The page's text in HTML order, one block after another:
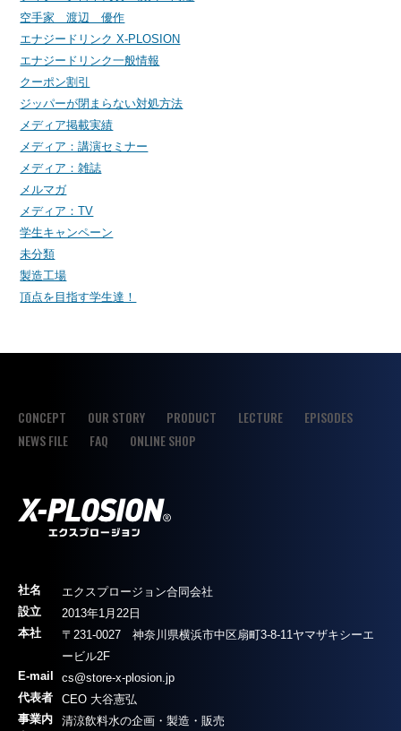
空手家 渡辺 優作
エナジードリンク X-PLOSION
エナジードリンク一般情報
クーポン割引
ジッパーが閉まらない対処方法
メディア掲載実績
メディア：講演セミナー
メディア：雑誌
メルマガ
メディア：TV
学生キャンペーン
未分類
製造工場
頂点を目指す学生達！
CONCEPT OUR STORY PRODUCT LECTURE
EPISODES
NEWS FILE
FAQ ONLINE SHOP
社名
エクスプロージョン合同会社
設立
2013年1月22日
本社
〒231-0027 神奈川県横浜市中区扇町3-8-11ヤマザキシーエ
ービル2F
E-mail
cs@store-x-plosion.jp
代表者
CEO 大谷憲弘
事業内
清涼飲料水の企画・製造・販売